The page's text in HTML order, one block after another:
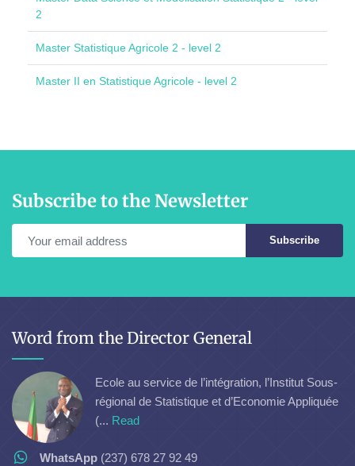
2
Master Statistique Agricole 2 - level 2
Master II en Statistique Agricole - level 2
Subscribe to the Newsletter
Subscribe
Word from the Director General
Ecole au service de l’intégration, l’Institut Sous-
régional de Statistique et d’Economie Appliquée
(... Read
WhatsApp (237) 678 27 92 49